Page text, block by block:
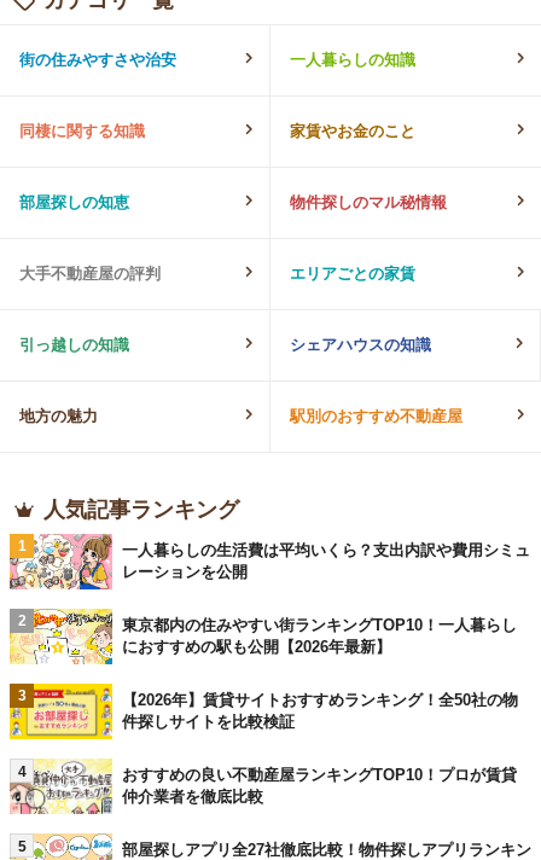
街の住みやすさや治安 一人暮らしの知識
同棲に関する知識 家賃やお金のこと
部屋探しの知恵 物件探しのマル秘情報
大手不動産屋の評判 エリアごとの家賃
引っ越しの知識 シェアハウスの知識
地方の魅力 駅別のおすすめ不動産屋
人気記事ランキング
1
一人暮らしの生活費は平均いくら？支出内訳や費用シミュ
レーションを公開
2
東京都内の住みやすい街ランキングTOP10！一人暮らし
におすすめの駅も公開【2026年最新】
3
【2026年】賃貸サイトおすすめランキング！全50社の物
件探しサイトを比較検証
4
おすすめの良い不動産屋ランキングTOP10！プロが賃貸
仲介業者を徹底比較
5
部屋探しアプリ全27社徹底比較！物件探しアプリランキン